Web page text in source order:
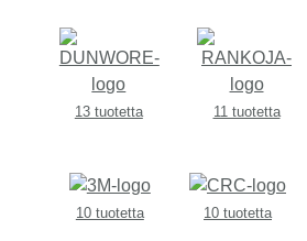
13 tuotetta 11 tuotetta
10 tuotetta
10 tuotetta